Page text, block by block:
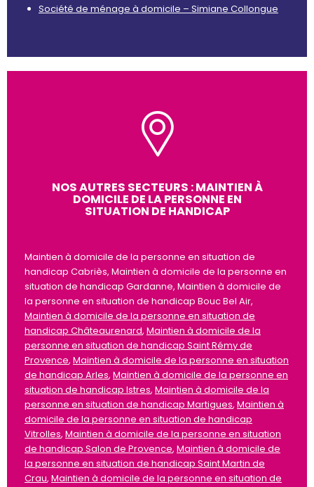
Société de ménage à domicile – Simiane Collongue
NOS AUTRES SECTEURS : MAINTIEN À
DOMICILE DE LA PERSONNE EN
SITUATION DE HANDICAP
Maintien à domicile de la personne en situation de
handicap Cabriès, Maintien à domicile de la personne en
situation de handicap Gardanne, Maintien à domicile de
la personne en situation de handicap Bouc Bel Air,
Maintien à domicile de la personne en situation de
handicap Châteaurenard, Maintien à domicile de la
personne en situation de handicap Saint Rémy de
Provence, Maintien à domicile de la personne en situation
de handicap Arles, Maintien à domicile de la personne en
situation de handicap Istres, Maintien à domicile de la
personne en situation de handicap Martigues, Maintien à
domicile de la personne en situation de handicap
Vitrolles, Maintien à domicile de la personne en situation
de handicap Salon de Provence, Maintien à domicile de
la personne en situation de handicap Saint Martin de
Crau, Maintien à domicile de la personne en situation de